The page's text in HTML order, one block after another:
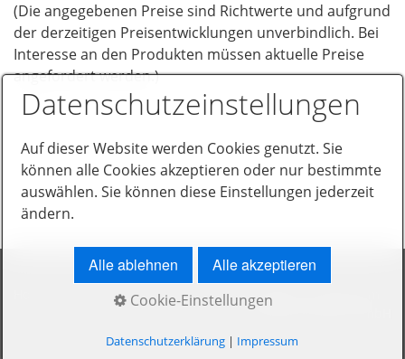
Impressum
(Die angegebenen Preise sind Richtwerte und aufgrund
der derzeitigen Preisentwicklungen unverbindlich. Bei
Interesse an den Produkten müssen aktuelle Preise
angefordert werden.)
Wärme Kundendienst Kontakt
© 2026 Holzmüller GmbH
Datenschutzeinstellungen
Auf dieser Website werden Cookies genutzt. Sie
können alle Cookies akzeptieren oder nur bestimmte
auswählen. Sie können diese Einstellungen jederzeit
ändern.
Alle ablehnen Alle akzeptieren
Cookie-Einstellungen
Datenschutzerklärung | Impressum